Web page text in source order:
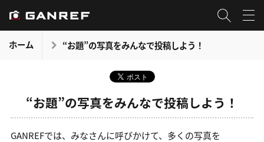
ホーム “お題”の写真をみんなで投稿しよう！
“お題”の写真をみんなで投稿しよう！
GANREFでは、みなさんに呼びかけて、多くの写真を